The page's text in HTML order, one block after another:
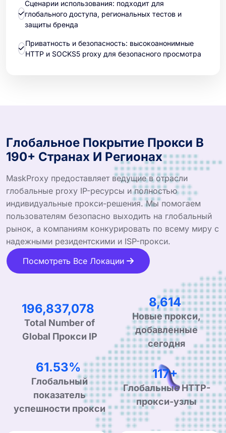
Сценарии использования: подходит для
глобального доступа, региональных тестов и
защиты бренда
Приватность и безопасность: высокоанонимные
HTTP и SOCKS5 proxy для безопасного просмотра
Глобальное Покрытие Прокси В
190+ Странах И Регионах
MaskProxy предоставляет ведущие в отрасли
глобальные proxy IP-ресурсы и полностью
индивидуальные прокси-решения. Мы помогаем
пользователям безопасно выходить на глобальный
рынок, а компаниям конкурировать по всему миру с
надежными резидентскими и ISP-прокси.
Посмотреть Все Локации
317,186,821
Total Number of
Global Прокси IP
13,985
Новые прокси,
добавленные
сегодня
99.90%
Глобальный
показатель
успешности прокси
190+
Глобальные HTTP-
прокси-узлы